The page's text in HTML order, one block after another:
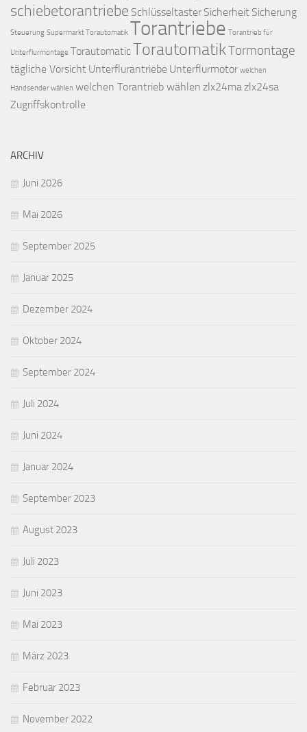
schiebetorantriebe Schlüsseltaster Sicherheit Sicherung
Steuerung Supermarkt Torautomatik Torantriebe Torantrieb für
Unterflurmontage Torautomatic TorautomatikTormontage
tägliche Vorsicht Unterflurantriebe Unterflurmotor welchen
Handsender wählen welchen Torantrieb wählen zlx24ma zlx24sa
Zugriffskontrolle
ARCHIV
Juni 2026
Mai 2026
September 2025
Januar 2025
Dezember 2024
Oktober 2024
September 2024
Juli 2024
Juni 2024
Januar 2024
September 2023
August 2023
Juli 2023
Juni 2023
Mai 2023
März 2023
Februar 2023
November 2022